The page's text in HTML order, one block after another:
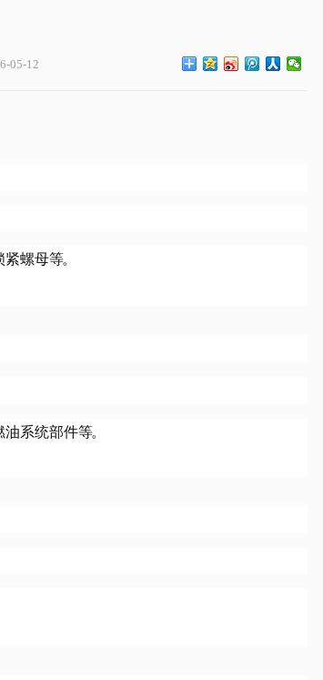
05-12
紧螺母等。
油系统部件等。